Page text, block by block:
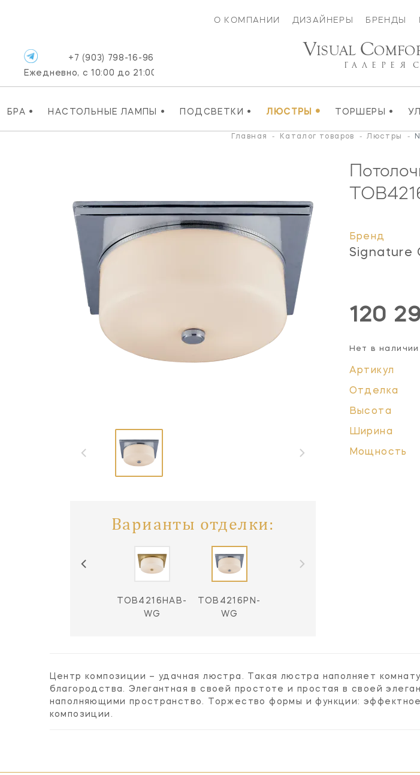
О КОМПАНИИ ДИЗАЙНЕРЫ БРЕНДЫ
БРА • НАСТОЛЬНЫЕ ЛАМПЫ • ПОДСВЕТКИ • ЛЮСТРЫ • ТОРШЕРЫ •
+7 (903) 798-16-96
Ежедневно, с 10:00 до 21:00
VISUAL C
ГАЛЕРЕЯ
Главная - Каталог товаров - Люстры -
Варианты отделки:
TOB4216HAB-
WG
TOB4216PN-
WG
Бренд
Signature
120
Нет в наличии
Артикул
Отделка
Высота
Ширина
Мощность
Центр композиции – удачная люстра. Такая люстра наполняет
благородства. Элегантная в своей простоте и простая в своей
наполняющими пространство. Торжество формы и функции:
композиции.